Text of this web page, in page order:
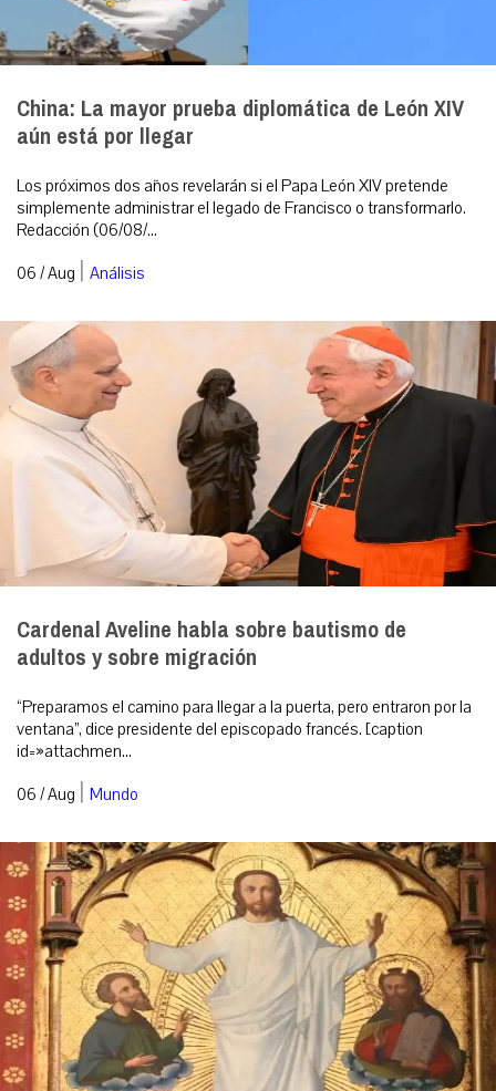
China: La mayor prueba diplomática de León XIV
aún está por llegar
Los próximos dos años revelarán si el Papa León XIV pretende
simplemente administrar el legado de Francisco o transformarlo.
Redacción (06/08/...
06 / Aug | Análisis
Cardenal Aveline habla sobre bautismo de
adultos y sobre migración
“Preparamos el camino para llegar a la puerta, pero entraron por la
ventana”, dice presidente del episcopado francés. [caption
id=»attachmen...
06 / Aug | Mundo